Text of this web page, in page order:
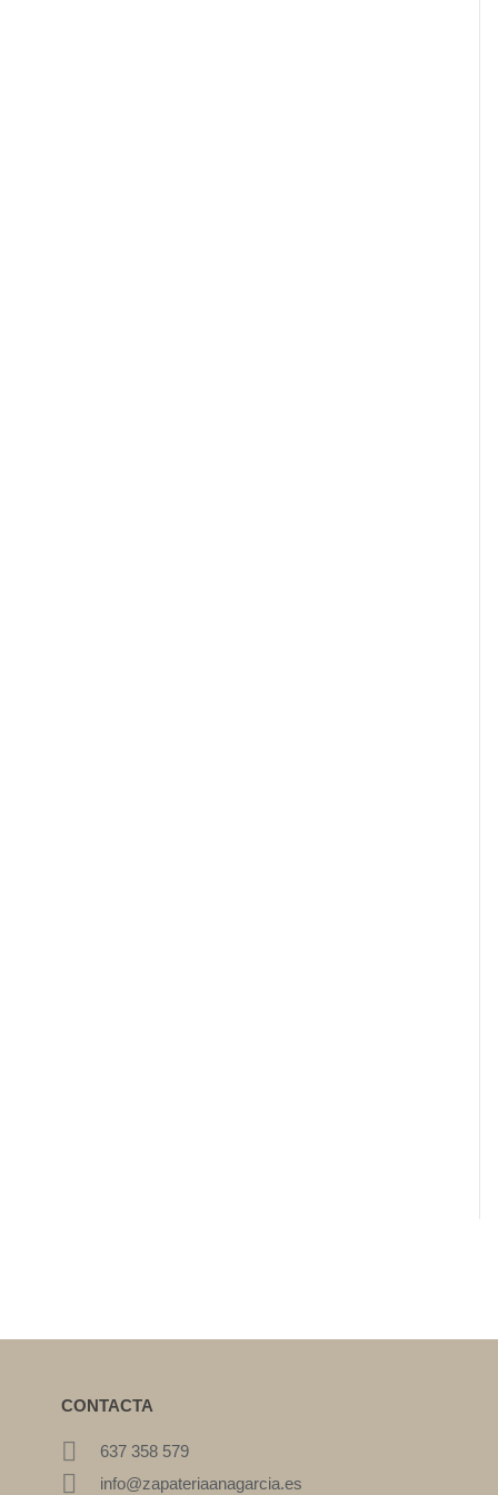
CONTACTA
637 358 579
info@zapateriaanagarcia.es